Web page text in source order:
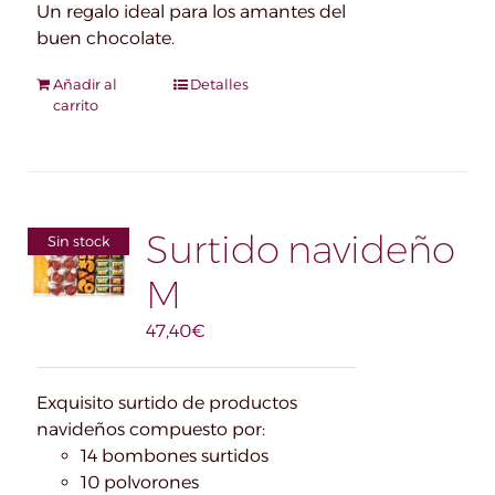
Un regalo ideal para los amantes del
buen chocolate.
Añadir al
carrito
Detalles
Sin stock
Surtido navideño
M
47,40€
Exquisito surtido de productos
navideños compuesto por:
14 bombones surtidos
10 polvorones